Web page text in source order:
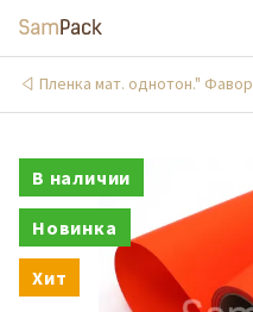
Пленка мат. однотон."
В наличии
Новинка
Хит